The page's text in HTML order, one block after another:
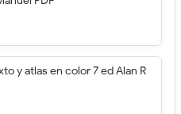
y atlas en color 7 ed Alan R